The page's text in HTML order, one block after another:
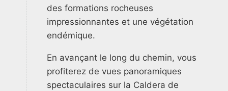
des formations rocheuses
impressionnantes et une végétation
endémique.
En avançant le long du chemin, vous
profiterez de vues panoramiques
spectaculaires sur la Caldera de